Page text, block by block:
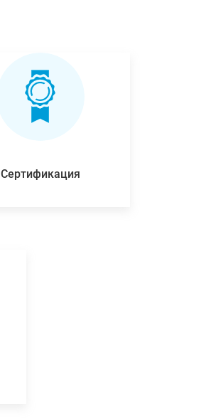
Сертификация